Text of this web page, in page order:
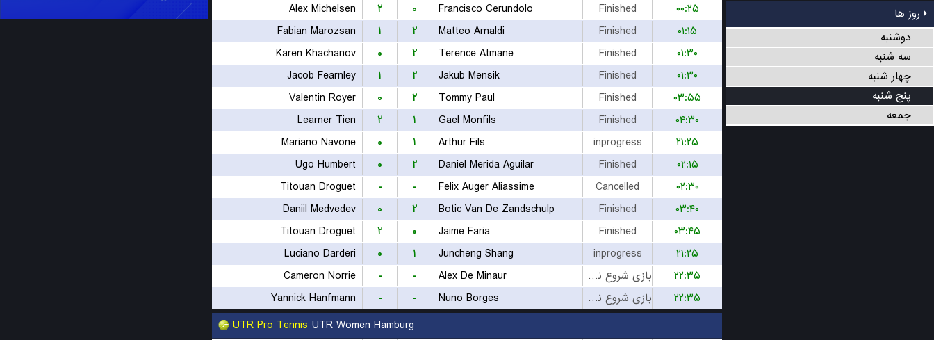
روز ها
دوشنبه
سه شنبه
چهار شنبه
پنج شنبه
جمعه
Alex Michelsen
۲ ۰ Francisco Cerundolo Finished
۰۰:۲۵
Fabian Marozsan
۱ ۲ Matteo Arnaldi Finished
۰۱:۱۵
Karen Khachanov
۰ ۲ Terence Atmane Finished
۰۱:۳۰
Jacob Fearnley
۱ ۲ Jakub Mensik Finished
۰۱:۳۰
Valentin Royer
۰ ۲ Tommy Paul Finished
۰۳:۵۵
Learner Tien
۲ ۱ Gael Monfils Finished
۰۴:۳۰
Mariano Navone
۰ ۱ Arthur Fils inprogress
۲۱:۲۵
Ugo Humbert
۰ ۲ Daniel Merida Aguilar Finished
۰۲:۱۵
Titouan Droguet
- - Felix Auger Aliassime Cancelled
۰۲:۳۰
Daniil Medvedev
۰ ۲ Botic Van De Zandschulp Finished
۰۳:۴۰
Titouan Droguet
۲ ۰ Jaime Faria Finished
۰۳:۴۵
Luciano Darderi
۰ ۱ Juncheng Shang inprogress
۲۱:۲۵
Cameron Norrie
- - Alex De Minaur بازی شروع نشده است
۲۲:۳۵
Yannick Hanfmann
- - Nuno Borges بازی شروع نشده است
۲۲:۳۵
UTR Pro Tennis UTR Women Hamburg